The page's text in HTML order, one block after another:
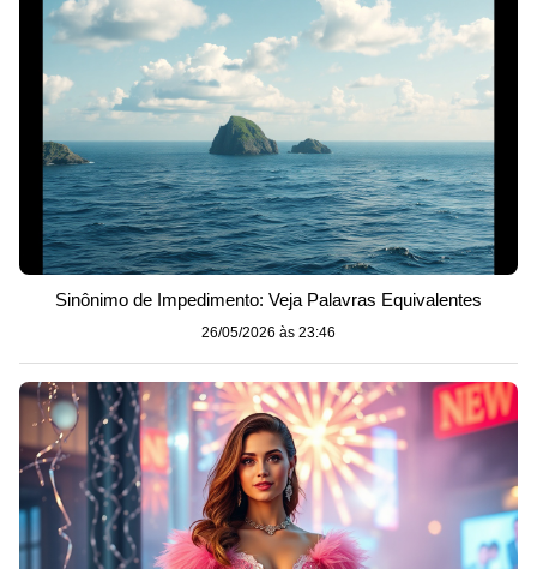
Sinônimo de Impedimento: Veja Palavras Equivalentes
26/05/2026 às 23:46